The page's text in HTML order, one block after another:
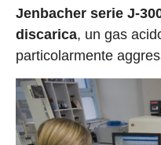
Jenbacher serie J-
discarica, un gas
particolarmente